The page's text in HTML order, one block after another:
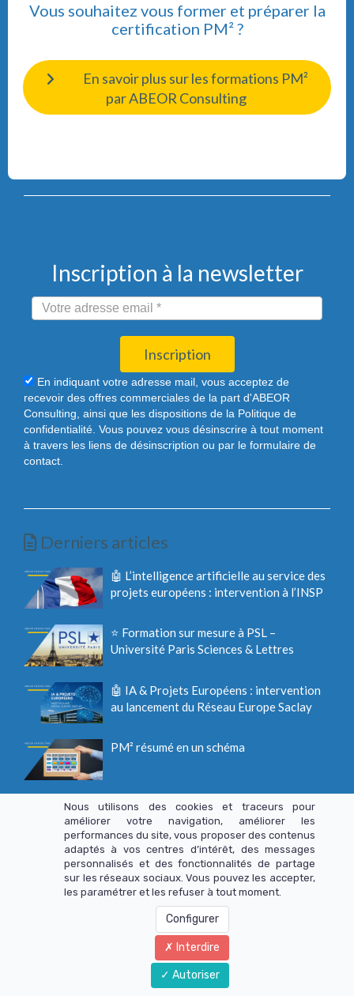
Vous souhaitez vous former et préparer la
certification PM² ?
En savoir plus sur les formations PM²
par ABEOR Consulting
Inscription à la newsletter
Inscription
En indiquant votre adresse mail, vous acceptez de
recevoir des offres commerciales de la part d'ABEOR
Consulting, ainsi que les dispositions de la Politique de
confidentialité. Vous pouvez vous désinscrire à tout moment
à travers les liens de désinscription ou par le formulaire de
contact.
Derniers articles
🤖 L’intelligence artificielle au service des
projets européens : intervention à l’INSP
⭐ Formation sur mesure à PSL –
Université Paris Sciences & Lettres
🤖 IA & Projets Européens : intervention
au lancement du Réseau Europe Saclay
PM² résumé en un schéma
🏈 Kick-off meeting : démarrez votre
projet du bon pied
© Copyright 2020 - 2026 ABEOR Consulting. Tous droits
réservés.
Politique de confidentialité
Contact
Nous utilisons des cookies et traceurs pour
améliorer votre navigation, améliorer les
performances du site, vous proposer des contenus
adaptés à vos centres d’intérêt, des messages
personnalisés et des fonctionnalités de partage
sur les réseaux sociaux. Vous pouvez les accepter,
les paramétrer et les refuser à tout moment.
Configurer
Interdire
Autoriser